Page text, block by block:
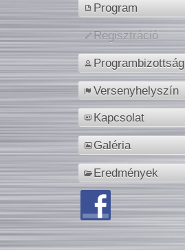
Program
Regisztráció
Programbizottság
Versenyhelyszín
Kapcsolat
Galéria
Eredmények